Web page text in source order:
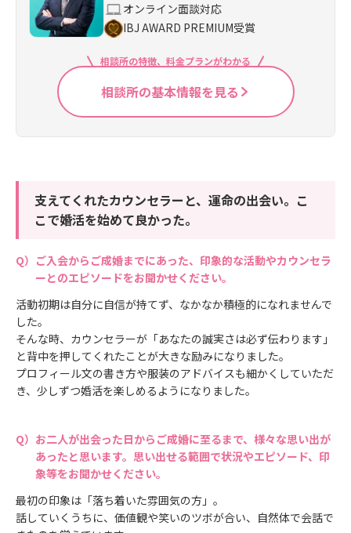
オンライン面談対応
IBJ AWARD PREMIUM受賞
相談所の特徴、料金プランがわかる
相談所の基本情報を見る
支えてくれたカウンセラーと、運命の出会い。こ
こで婚活を始めて良かった。
ご入会からご成婚までにあった、印象的な活動やカウンセラ
ーとのエピソードをお聞かせください。
活動初期は自分に自信が持てず、なかなか積極的になれませんで
した。
そんな時、カウンセラーが「あなたの誠実さは必ず伝わります」
と背中を押してくれたことが大きな励みになりました。
プロフィール文の書き方や服装のアドバイスも細かくしていただ
き、少しずつ婚活を楽しめるようになりました。
お二人が出会った日からご成婚に至るまで、様々な思い出が
あったと思います。思い出せる範囲で状況やエピソード、印
象等をお聞かせください。
最初の印象は「落ち着いた雰囲気の方」。
話していくうちに、価値観や笑いのツボが合い、自然体で会話で